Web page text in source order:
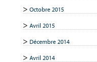
Octobre 2015
Avril 2015
Décembre 2014
Avril 2014